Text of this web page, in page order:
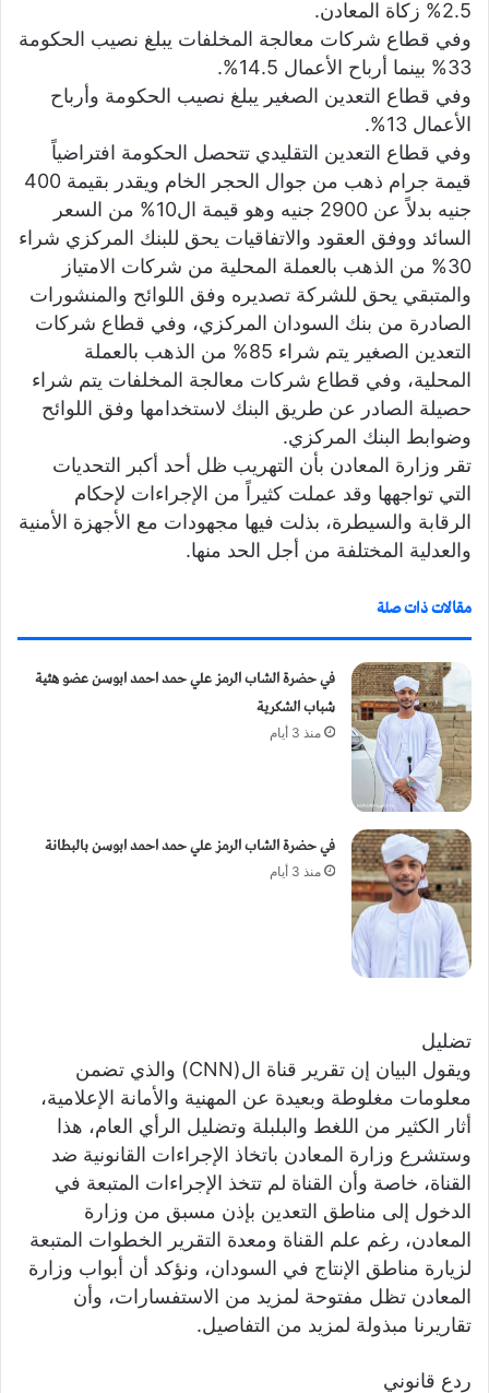
2.5% زكاة المعادن.
وفي قطاع شركات معالجة المخلفات يبلغ نصيب الحكومة
33% بينما أرباح الأعمال 14.5%.
وفي قطاع التعدين الصغير يبلغ نصيب الحكومة وأرباح
الأعمال 13%.
وفي قطاع التعدين التقليدي تتحصل الحكومة افتراضياً
قيمة جرام ذهب من جوال الحجر الخام ويقدر بقيمة 400
جنيه بدلاً عن 2900 جنيه وهو قيمة ال10% من السعر
السائد ووفق العقود والاتفاقيات يحق للبنك المركزي شراء
30% من الذهب بالعملة المحلية من شركات الامتياز
والمتبقي يحق للشركة تصديره وفق اللوائح والمنشورات
الصادرة من بنك السودان المركزي، وفي قطاع شركات
التعدين الصغير يتم شراء 85% من الذهب بالعملة
المحلية، وفي قطاع شركات معالجة المخلفات يتم شراء
حصيلة الصادر عن طريق البنك لاستخدامها وفق اللوائح
وضوابط البنك المركزي.
تقر وزارة المعادن بأن التهريب ظل أحد أكبر التحديات
التي تواجهها وقد عملت كثيراً من الإجراءات لإحكام
الرقابة والسيطرة، بذلت فيها مجهودات مع الأجهزة الأمنية
والعدلية المختلفة من أجل الحد منها.
مقالات ذات صلة
في حضرة الشاب الرمز علي حمد احمد ابوسن عضو هئية
شباب الشكرية
منذ 3 أيام
في حضرة الشاب الرمز علي حمد احمد ابوسن بالبطانة
منذ 3 أيام
تضليل
ويقول البيان إن تقرير قناة ال(CNN) والذي تضمن
معلومات مغلوطة وبعيدة عن المهنية والأمانة الإعلامية،
أثار الكثير من اللغط والبلبلة وتضليل الرأي العام، هذا
وستشرع وزارة المعادن باتخاذ الإجراءات القانونية ضد
القناة، خاصة وأن القناة لم تتخذ الإجراءات المتبعة في
الدخول إلى مناطق التعدين بإذن مسبق من وزارة
المعادن، رغم علم القناة ومعدة التقرير الخطوات المتبعة
لزيارة مناطق الإنتاج في السودان، ونؤكد أن أبواب وزارة
المعادن تظل مفتوحة لمزيد من الاستفسارات، وأن
تقاريرنا مبذولة لمزيد من التفاصيل.
ردع قانوني